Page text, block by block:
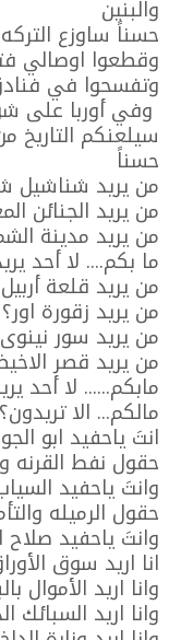
والبنين
حسناََ ساوزع
وقطعوا اوصالي
وتفسحوا في
وفي أوربا على
سيلعنكم التاريخ
حسناََ
من يريد شناشيل
من يريد الجنائن
من يريد مدينة
ما بكم.... لا أحد
َمن يريد قلعة
من يريد زقورة اور؟
من يريد سور
من يريد قصر
مابكم...... لا أحد
مالكم... الا تريدون؟
انتَ ياحفيد ابو
حقول نفط القرنه
وانتَ ياحفيد
حقول الرميله
وانتَ ياحفيد صلاح
انا اريد سوق
وانا اريد الأموال
وانا اريد السبائك